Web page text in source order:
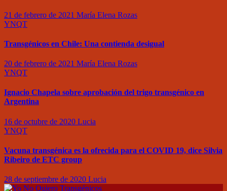
21 de febrero de 2021 María Elena Rozas
YNQT
Transgénicos en Chile: Una contienda desigual
20 de febrero de 2021 María Elena Rozas
YNQT
Ignacio Chapela sobre aprobación del trigo transgénico en
Argentina
16 de octubre de 2020 Lucia
YNQT
Vacuna transgénica es la ofrecida para el COVID 19, dice Silvia
Ribeiro de ETC group
28 de septiembre de 2020 Lucia